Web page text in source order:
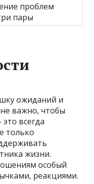
проблем
пары
ожиданий и
важно, чтобы
всегда
только
жизни.
особый
реакциями.